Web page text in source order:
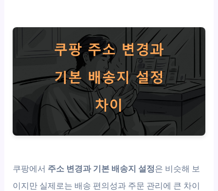
쿠팡에서 주소 변경과 기본 배송지 설정은 비슷해 보
이지만 실제로는 배송 편의성과 주문 관리에 큰 차이